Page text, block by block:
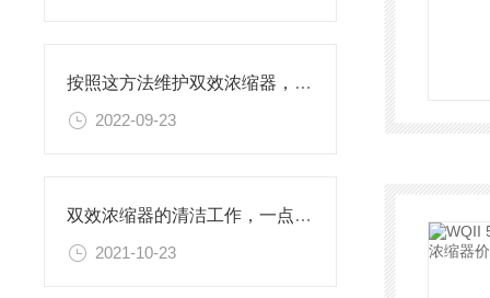
按照这方法维护双效浓缩器，延长寿命不成问题！
2022-09-23
双效浓缩器的清洁工作，一点也不能马虎
2021-10-23